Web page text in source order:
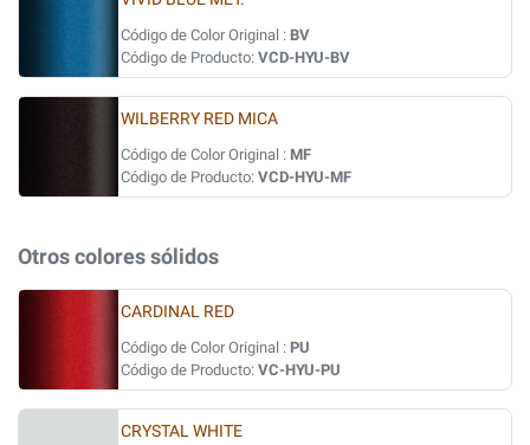
Código de Color Original : BV
Código de Producto: VCD-HYU-BV
WILBERRY RED MICA
Código de Color Original : MF
Código de Producto: VCD-HYU-MF
Otros colores sólidos
CARDINAL RED
Código de Color Original : PU
Código de Producto: VC-HYU-PU
CRYSTAL WHITE